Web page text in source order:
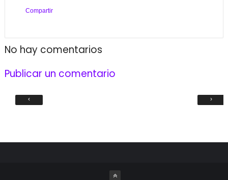
Compartir
No hay comentarios
Publicar un comentario
‹ ›